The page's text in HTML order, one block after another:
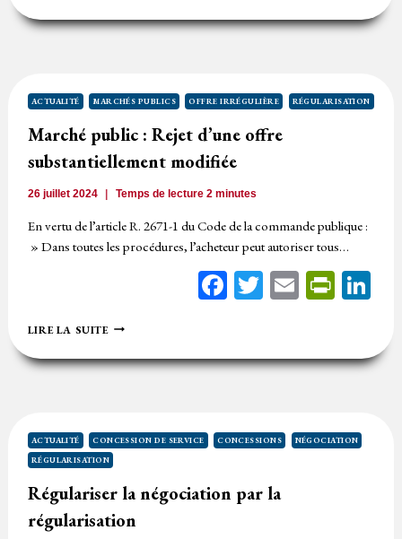
CONTRADICTIONS
ENTRE
ACTUALITÉ MARCHÉS PUBLICS OFFRE IRRÉGULIÈRE RÉGULARISATION
Marché public : Rejet d’une offre
substantiellement modifiée
26 juillet 2024 Temps de lecture2 minutes
En vertu de l’article R. 2671-1 du Code de la commande publique :
» Dans toutes les procédures, l’acheteur peut autoriser tous…
Facebook
Twitter
Email
LIRE LA SUITEMARCHÉ
:
REJET
MODIFIÉE
ACTUALITÉ CONCESSION DE SERVICE CONCESSIONS
NÉGOCIATION
RÉGULARISATION
Régulariser la négociation par la
régularisation